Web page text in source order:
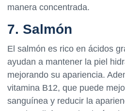
manera concentrada.
7. Salmón
El salmón es rico en ácidos
ayudan a mantener la piel
mejorando su apariencia.
vitamina B12, que puede
sanguínea y reducir la